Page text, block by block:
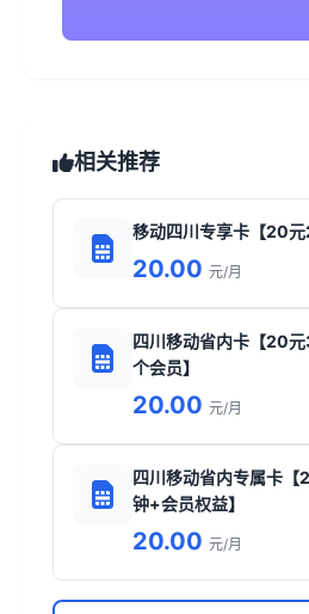
相关推荐
移动四川专享卡【20
20.00 元/月
四川移动省内卡【20
个会员】
20.00 元/月
四川移动省内专属卡
钟+会员权益】
20.00 元/月